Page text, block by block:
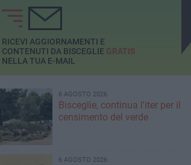
sostenerla»
RICEVI AGGIORNAMENTI E
CONTENUTI DA BISCEGLIE GRATIS
NELLA TUA E-MAIL
6 AGOSTO 2026
Bisceglie, continua l'iter per il
censimento del verde
6 AGOSTO 2026